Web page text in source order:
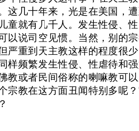
这几十年来，光是在美国，
童就有几千人。发生性侵、
以说司空见惯。当然，别的
严重到天主教这样的程度很
样频繁发生性侵、性虐待和
教或者民间俗称的喇嘛教可
宗教在这方面丑闻特别多呢